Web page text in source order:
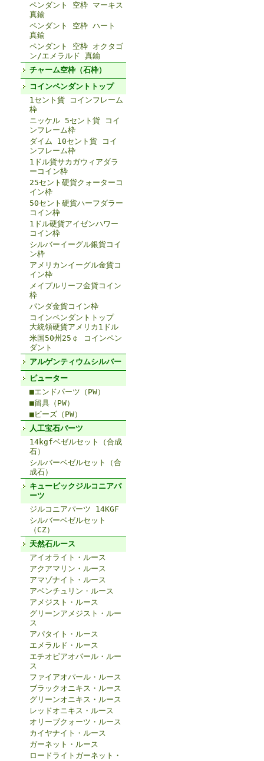
ペンダント 空枠 マーキス
真鍮
ペンダント 空枠 ハート
真鍮
ペンダント 空枠 オクタゴ
ン/エメラルド 真鍮
チャーム空枠（石枠）
コインペンダントトップ
1セント貨 コインフレーム
枠
ニッケル 5セント貨 コイ
ンフレーム枠
ダイム 10セント貨 コイ
ンフレーム枠
1ドル貨サカガウィアダラ
ーコイン枠
25セント硬貨クォーターコ
イン枠
50セント硬貨ハーフダラー
コイン枠
1ドル硬貨アイゼンハワー
コイン枠
シルバーイーグル銀貨コイ
ン枠
アメリカンイーグル金貨コ
イン枠
メイプルリーフ金貨コイン
枠
パンダ金貨コイン枠
コインペンダントトップ
大統領硬貨アメリカ1ドル
米国50州25￠ コインペン
ダント
アルゲンティウムシルバー
ピューター
■エンドパーツ（PW）
■留具（PW）
■ビーズ（PW）
人工宝石パーツ
14kgfベゼルセット（合成
石）
シルバーベゼルセット（合
成石）
キュービックジルコニアパ
ーツ
ジルコニアパーツ 14KGF
シルバーベゼルセット
（CZ）
天然石ルース
アイオライト・ルース
アクアマリン・ルース
アマゾナイト・ルース
アベンチュリン・ルース
アメジスト・ルース
グリーンアメジスト・ルー
ス
アパタイト・ルース
エメラルド・ルース
エチオピアオパール・ルー
ス
ファイアオパール・ルース
ブラックオニキス・ルース
グリーンオニキス・ルース
レッドオニキス・ルース
オリーブクォーツ・ルース
カイヤナイト・ルース
ガーネット・ルース
ロードライトガーネット・